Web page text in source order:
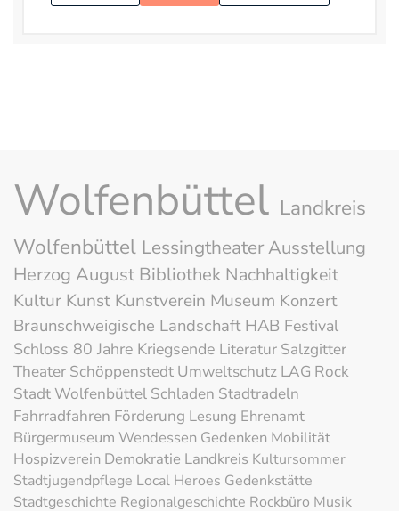
Wolfenbüttel Landkreis
Wolfenbüttel LessingtheaterAusstellung
Herzog August Bibliothek Nachhaltigkeit
Kultur Kunst Kunstverein Museum Konzert
Braunschweigische Landschaft HAB Festival
Schloss 80 Jahre Kriegsende Literatur Salzgitter
Theater Schöppenstedt Umweltschutz LAG Rock
Stadt Wolfenbüttel Schladen Stadtradeln
Fahrradfahren Förderung Lesung Ehrenamt
Bürgermuseum Wendessen Gedenken Mobilität
Hospizverein Demokratie Landkreis Kultursommer
Stadtjugendpflege Local Heroes Gedenkstätte
Stadtgeschichte Regionalgeschichte Rockbüro Musik